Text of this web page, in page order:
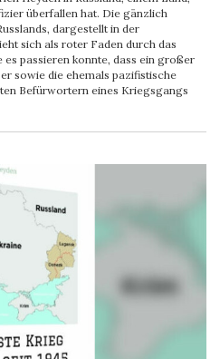
überfallen hat. Die gänzlich
dargestellt in der
sich als roter Faden durch das
passieren konnte, dass ein großer
sowie die ehemals pazifistische
Befürwortern eines Kriegsgangs